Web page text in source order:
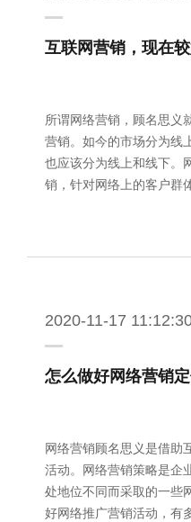
互联网营销，现在
所谓网络营销，顾名思义
营销。如今的市场分为线
也应该分为线上和线下。
销，针对网络上的客户群
2020-11-17
怎么做好网络营销
网络营销顾名思义是借助
活动。网络营销策略是企
处地位不同而采取的一些
好网络推广营销活动，有